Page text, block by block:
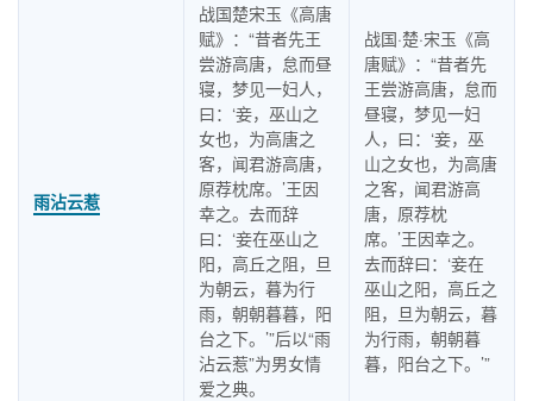
雨沾云惹
战国楚宋玉《高唐
赋》：“昔者先王
尝游高唐，怠而昼
寝，梦见一妇人，
曰：‘妾，巫山之
女也，为高唐之
客，闻君游高唐，
原荐枕席。’王因
幸之。去而辞
曰：‘妾在巫山之
阳，高丘之阻，旦
为朝云，暮为行
雨，朝朝暮暮，阳
台之下。’”后以“雨
沾云惹”为男女情
爱之典。
战国·楚·宋玉《高
唐赋》：“昔者先
王尝游高唐，怠而
昼寝，梦见一妇
人，曰：‘妾，巫
山之女也，为高唐
之客，闻君游高
唐，原荐枕
席。’王因幸之。
去而辞曰：‘妾在
巫山之阳，高丘之
阻，旦为朝云，暮
为行雨，朝朝暮
暮，阳台之下。’”